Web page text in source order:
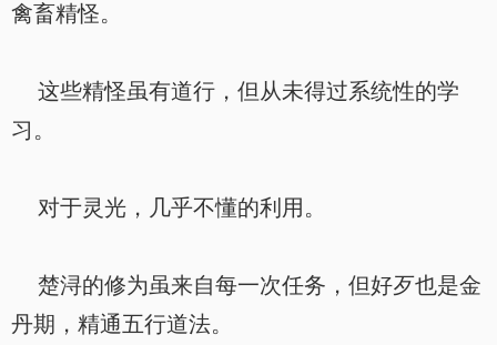
禽畜精怪。
这些精怪虽有道行，但从未得过系统性的学
习。
对于灵光，几乎不懂的利用。
楚浔的修为虽来自每一次任务，但好歹也是金
丹期，精通五行道法。